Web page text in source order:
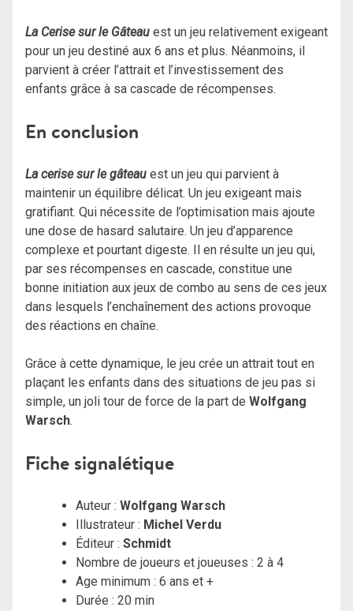
La Cerise sur le Gâteau est un jeu relativement exigeant
pour un jeu destiné aux 6 ans et plus. Néanmoins, il
parvient à créer l’attrait et l’investissement des
enfants grâce à sa cascade de récompenses.
En conclusion
La cerise sur le gâteau est un jeu qui parvient à
maintenir un équilibre délicat. Un jeu exigeant mais
gratifiant. Qui nécessite de l’optimisation mais ajoute
une dose de hasard salutaire. Un jeu d’apparence
complexe et pourtant digeste.
Il en résulte un jeu qui,
par ses récompenses en cascade, constitue une
bonne initiation aux jeux de combo au sens de ces jeux
dans lesquels l’enchaînement des actions provoque
des réactions en chaîne.
Grâce à cette dynamique, le jeu crée un attrait tout en
plaçant les enfants dans des situations de jeu pas si
simple, un joli tour de force de la part de Wolfgang
Warsch.
Fiche signalétique
Auteur : Wolfgang Warsch
Illustrateur : Michel Verdu
Éditeur : Schmidt
Nombre de joueurs et joueuses : 2 à 4
Age minimum : 6 ans et +
Durée : 20 min